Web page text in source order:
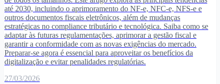
até 2030, incluindo o aprimoramento do NF-e, NFC-e, NFS-e e
outros documentos fiscais eletrônicos, além de mudanças
estratégicas no compliance tributário e tecnológica. Saiba como se
adaptar às futuras regulamentações, aprimorar a gestão fiscal e
garantir a conformidade com as novas exigências do mercado.
Preparar-se agora é essencial para aproveitar os benefícios da
digitalização e evitar penalidades regulatórias.
27/03/2026